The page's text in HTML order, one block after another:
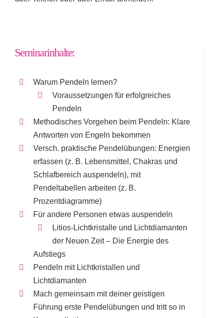
Seminarinhalte:
Warum Pendeln lernen?
Voraussetzungen für erfolgreiches
Pendeln
Methodisches Vorgehen beim Pendeln: Klare
Antworten von Engeln bekommen
Versch. praktische Pendelübungen: Energien
erfassen (z. B. Lebensmittel, Chakras und
Schlafbereich auspendeln), mit
Pendeltabellen arbeiten (z. B.
Prozentdiagramme)
Für andere Personen etwas auspendeln
Litios-Lichtkristalle und Lichtdiamanten
der Neuen Zeit – Die Energie des
Aufstiegs
Pendeln mit Lichtkristallen und
Lichtdiamanten
Mach gemeinsam mit deiner geistigen
Führung erste Pendelübungen und tritt so in